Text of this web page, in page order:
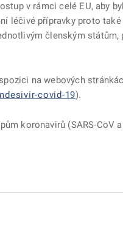
v rámci celé EU, aby
léčivé přípravky proto také
členským státům,
na webových
covid-19).
koronavirů (SARS-CoV a